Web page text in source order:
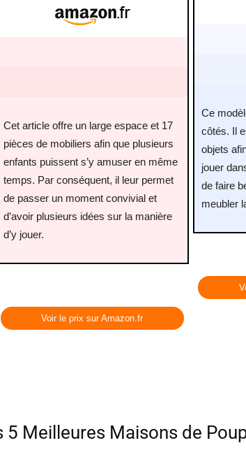
Cet article offre un large espace et 17
pièces de mobiliers afin que plusieurs
enfants puissent s’y amuser en même
temps. Par conséquent, il leur permet
de passer un moment convivial et
d’avoir plusieurs idées sur la manière
d’y jouer.
Voir le prix sur Amazon.fr
Ce
côtés. Il
objets
jouer
de faire
meubler
5 Meilleures Maisons de